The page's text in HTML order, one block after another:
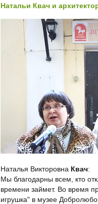
Натальи Квач и
Наталья Викторовна Квач:
Мы благодарны всем, кто
времени займет. Во время
игрушка" в музее